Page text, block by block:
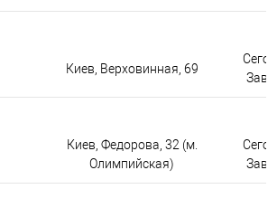
Киев, Верховинная, 69
Киев, Федорова, 32 (м.
Олимпийская)